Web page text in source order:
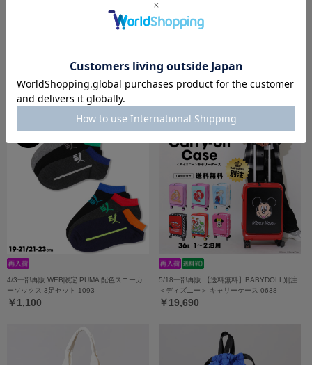
4/3一部再販 WEB限定 PUMA スニーカーソ
ックス 3足セット 1090
￥1,320
4/3一部再販 WEB限定 PUMA クルーソック
ス 3足セット 1091
￥1,320
4/3一部再販 WEB限定 PUMA 配色スニーカ
ーソックス 3足セット 1093
￥1,100
5/18一部再販 【送料無料】BABYDOLL別注
＜ディズニー＞ キャリーケース 0638
￥19,690